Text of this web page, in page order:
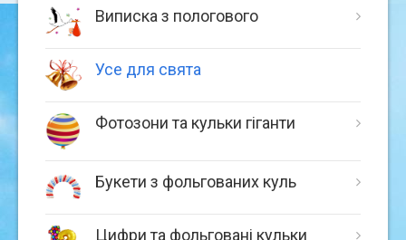
Виписка з пологового
Усе для свята
Фотозони та кульки гіганти
Букети з фольгованих куль
Цифри та фольговані кульки